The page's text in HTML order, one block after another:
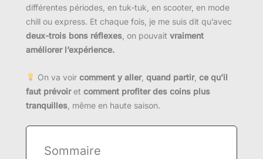
différentes périodes, en tuk-tuk, en scooter, en mode
chill ou express. Et chaque fois, je me suis dit qu’avec
deux-trois bons réflexes , on pouvait vraiment
améliorer l’expérience.
On va voir comment y aller, quand partir, ce qu’il
faut prévoiret comment profiter des coins plus
tranquilles , même en haute saison.
Sommaire